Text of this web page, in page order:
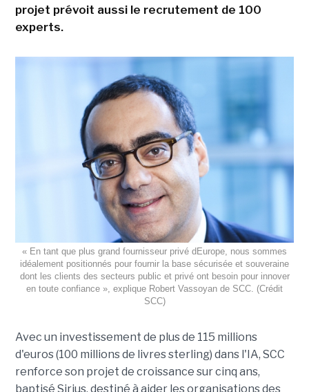
projet prévoit aussi le recrutement de 100
experts.
« En tant que plus grand fournisseur privé dEurope, nous sommes
idéalement positionnés pour fournir la base sécurisée et souveraine
dont les clients des secteurs public et privé ont besoin pour innover
en toute confiance », explique Robert Vassoyan de SCC. (Crédit
SCC)
Avec un investissement de plus de 115 millions
d'euros (100 millions de livres sterling) dans l'IA, SCC
renforce son projet de croissance sur cinq ans,
baptisé Sirius, destiné à aider les organisations des